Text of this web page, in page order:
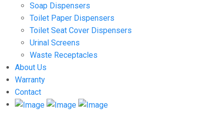
Soap Dispensers
Toilet Paper Dispensers
Toilet Seat Cover Dispensers
Urinal Screens
Waste Receptacles
About Us
Warranty
Contact